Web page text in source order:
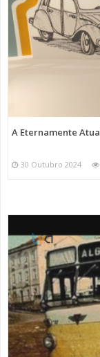
A Eternamente
30 Outubro 2024